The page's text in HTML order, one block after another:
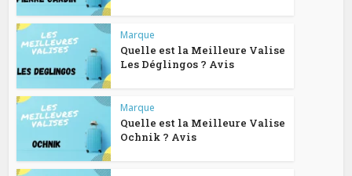
Marque
Quelle est la Meilleure Valise
Les Déglingos ? Avis
Marque
Quelle est la Meilleure Valise
Ochnik ? Avis